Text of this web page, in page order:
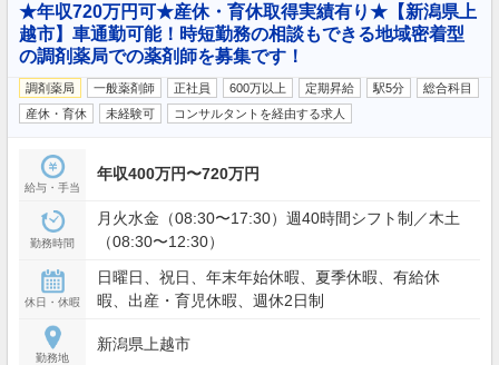
★年収720万円可★産休・育休取得実績有り★【新潟県上
越市】車通勤可能！時短勤務の相談もできる地域密着型
の調剤薬局での薬剤師を募集です！
調剤薬局 一般薬剤師 正社員 600万以上 定期昇給 駅5分
総合科目
産休・育休
未経験可 コンサルタントを経由する求人
給与・手当
年収400万円〜720万円
勤務時間
月火水金（08:30〜17:30）週40時間シフト制／木土
（08:30〜12:30）
休日・休暇
日曜日、祝日、年末年始休暇、夏季休暇、有給休
暇、出産・育児休暇、週休2日制
勤務地
新潟県上越市